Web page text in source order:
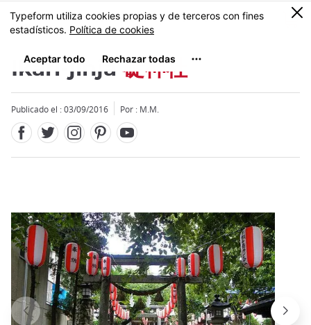
Tamaño
MENU
0
Ikari-jinja碇神社
Publicado el : 03/09/2016 Por : M.M.
Close